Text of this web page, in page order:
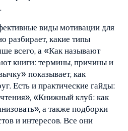
виды мотивации для
разбирает, какие типы
всего, а «Как называют
книги: термины, причины и
показывает, как
Есть и практические гайды:
«Книжный клуб: как
а также подборки
и интересов. Все они